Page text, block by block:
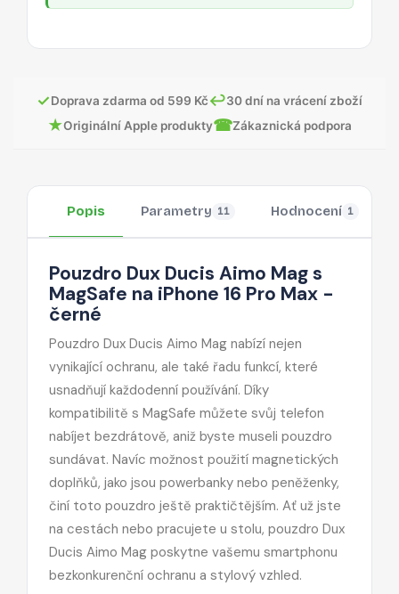
✓Doprava zdarma od 599 Kč↩30 dní na vrácení zboží
★Originální Apple produkty☎Zákaznická podpora
Popis Parametry 11 Hodnocení 1
Pouzdro Dux Ducis Aimo Mag s
MagSafe na iPhone 16 Pro Max -
černé
Pouzdro Dux Ducis Aimo Mag nabízí nejen
vynikající ochranu, ale také řadu funkcí, které
usnadňují každodenní používání. Díky
kompatibilitě s MagSafe můžete svůj telefon
nabíjet bezdrátově, aniž byste museli pouzdro
sundávat. Navíc možnost použití magnetických
doplňků, jako jsou powerbanky nebo peněženky,
činí toto pouzdro ještě praktičtějším. Ať už jste
na cestách nebo pracujete u stolu, pouzdro Dux
Ducis Aimo Mag poskytne vašemu smartphonu
bezkonkurenční ochranu a stylový vzhled.